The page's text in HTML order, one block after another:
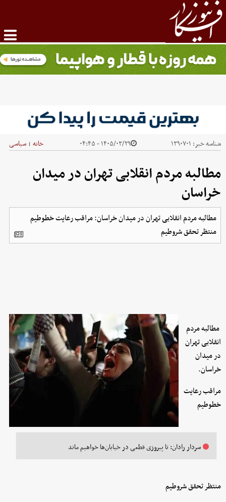
شناسه خبر: ۱۳۹۰۷۰۱ ۱۴۰۵/۰۳/۲۹ - ۰۴:۴۵ خانه | سیاسی
مطالبه مردم انقلابی تهران در میدان
خراسان
مطالبه مردم انقلابی تهران در میدان خراسان: مراقب رعایت خطوطیم
منتظر تحقق شروطیم ‌
مطالبه مردم
انقلابی تهران
در میدان
خراسان.
مراقب رعایت
خطوطیم
سردار رادان: تا پیروزی قطعی در خیابان‌ها خواهیم ماند
منتظر تحقق شروطیم